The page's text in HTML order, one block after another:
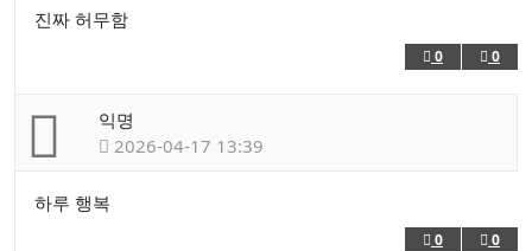
진짜 허무함
0 0
익명
2026-04-17 13:39
하루 행복
0 0